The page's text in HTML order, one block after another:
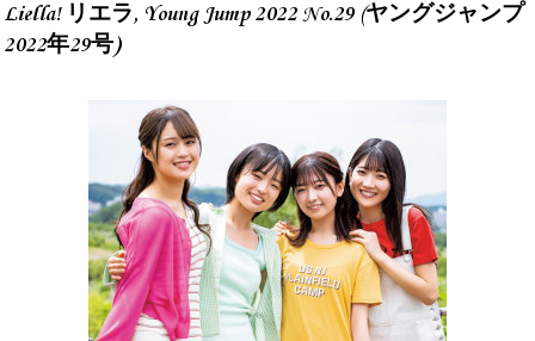
Liella! リエラ, Young Jump 2022 No.29 (ヤングジャンプ
2022年29号)